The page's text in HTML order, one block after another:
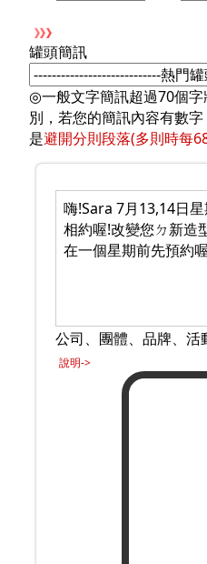
罐頭簡訊
◎一般文字簡訊超過70個
別，若您的簡訊內容有數
是避開分則段落(多則時每
公司、團體、品牌、活
說明->